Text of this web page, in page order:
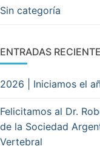
Sin categoría
ENTRADAS
2026 | Iniciamos el
Felicitamos al Dr.
de la Sociedad
Vertebral